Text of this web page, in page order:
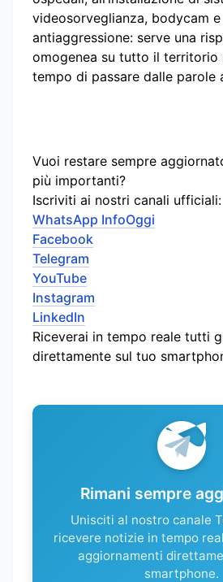
videosorveglianza, bodycam
antiaggressione: serve una
omogenea su tutto il territorio
tempo di passare dalle parole
Vuoi restare sempre
più importanti?
Iscriviti ai nostri canali ufficiali:
WhatsApp InfoOggi
Facebook
Telegram
YouTube
Instagram
LinkedIn
Riceverai in tempo reale tutti
direttamente sul tuo
Rimani sempre
Unisciti al nostro canale
ricevere notizie in tempo
aggiornamenti
smartphone.